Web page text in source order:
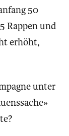
50
Rappen und
erhöht,
unter